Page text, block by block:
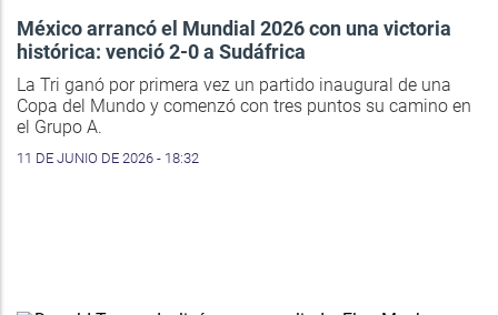
México arrancó el Mundial 2026 con una victoria
histórica: venció 2-0 a Sudáfrica
La Tri ganó por primera vez un partido inaugural de una
Copa del Mundo y comenzó con tres puntos su camino en
el Grupo A.
11 DE JUNIO DE 2026 - 18:32